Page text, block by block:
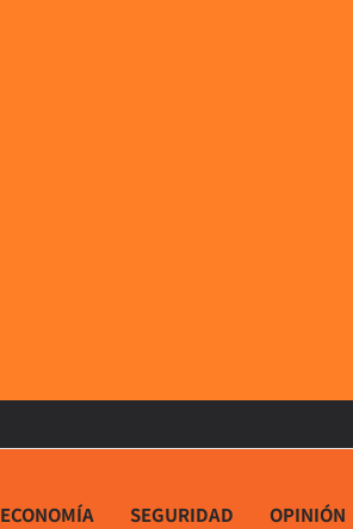
ECONOMÍA SEGURIDAD OPINIÓN